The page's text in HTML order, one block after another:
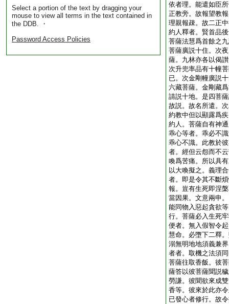
Select a portion of the text by dragging your
mouse to view all terms in the text contained in
the DDB. ・
Password Access Policies
依者理。能遣如臣
正教旁。故報望教
理親報疎。故二正
約人釋者。賢首品
菩薩法慧爲首餘之
菩薩廣説十住。次
薩。九林亦各以偈
次升兜率品有十幢
已。次金剛幢廣説
六藏菩薩。金剛藏
請説十地。是四菩
故説。故名所遣。
約教中但以顯露爲
約人。菩薩自有神
乖心等者。乖必不
乖心不識。此教於
者。經但云怨而不
喚爲苦痛。所以具
以大喚擬之。義理
者。即是令其不斷
報。豈有生死即涅
當因果。文意兩申
能同物入惡起貪欲
行。菩薩必入生死
便者。無入假智令
慧命。必墮下二釋
溺無明地地須義兼
者者。取機之法須
菩薩往取香飯。彼
薩答以彼菩薩聞説
勞謙。彼聞欲來成
香等。彼來於此亦
已發心者修行。故